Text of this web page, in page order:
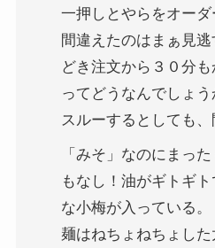
一押しとやらをオー
間違えたのはまぁ見
どき注文から３０分
ってどうなんでしょ
スルーするとしても、
「みそ」なのにまっ
もなし！油がギトギ
な小梅が入っている。
麺はねちょねちょし